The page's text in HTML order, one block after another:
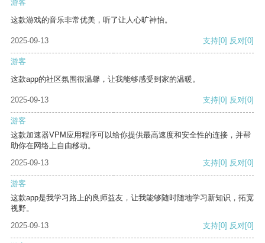
游客
这款游戏的音乐非常优美，听了让人心旷神怡。
2025-09-13 支持[0] 反对[0]
游客
这款app的社区氛围很温馨，让我能够感受到家的温暖。
2025-09-13 支持[0] 反对[0]
游客
这款加速器VPM应用程序可以给你提供最高速度和安全性的连接，并帮
助你在网络上自由移动。
2025-09-13
支持[0] 反对[0]
游客
这款app是我学习路上的良师益友，让我能够随时随地学习新知识，拓宽
视野。
2025-09-13
支持[0] 反对[0]